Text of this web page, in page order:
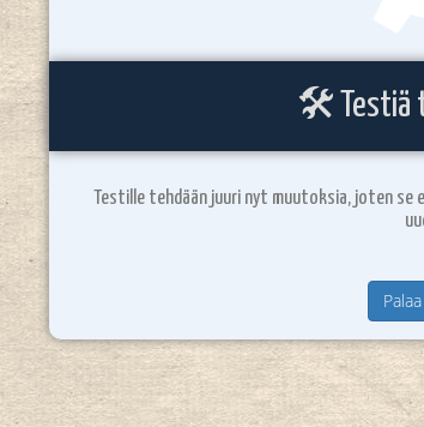
🛠️ Testiä
Testille tehdään juuri nyt muutoksia, joten se